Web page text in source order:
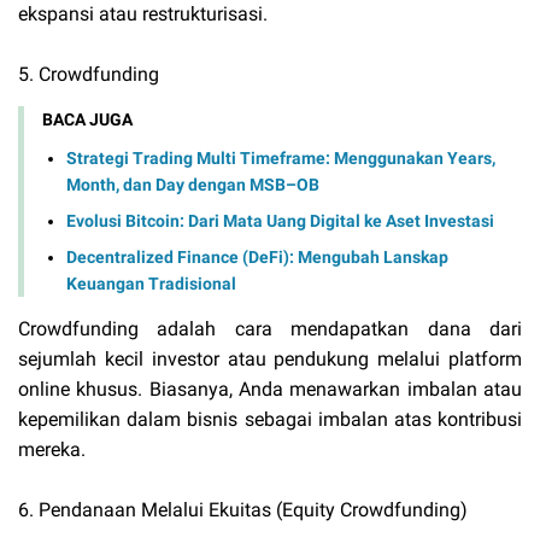
ekspansi atau restrukturisasi.
5. Crowdfunding
BACA JUGA
Strategi Trading Multi Timeframe: Menggunakan Years,
Month, dan Day dengan MSB–OB
Evolusi Bitcoin: Dari Mata Uang Digital ke Aset Investasi
Decentralized Finance (DeFi): Mengubah Lanskap
Keuangan Tradisional
Crowdfunding adalah cara mendapatkan dana dari
sejumlah kecil investor atau pendukung melalui platform
online khusus. Biasanya, Anda menawarkan imbalan atau
kepemilikan dalam bisnis sebagai imbalan atas kontribusi
mereka.
6. Pendanaan Melalui Ekuitas (Equity Crowdfunding)